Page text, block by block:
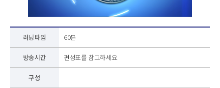
러닝타임 60분
방송시간 편성표를 참고하세요
구성